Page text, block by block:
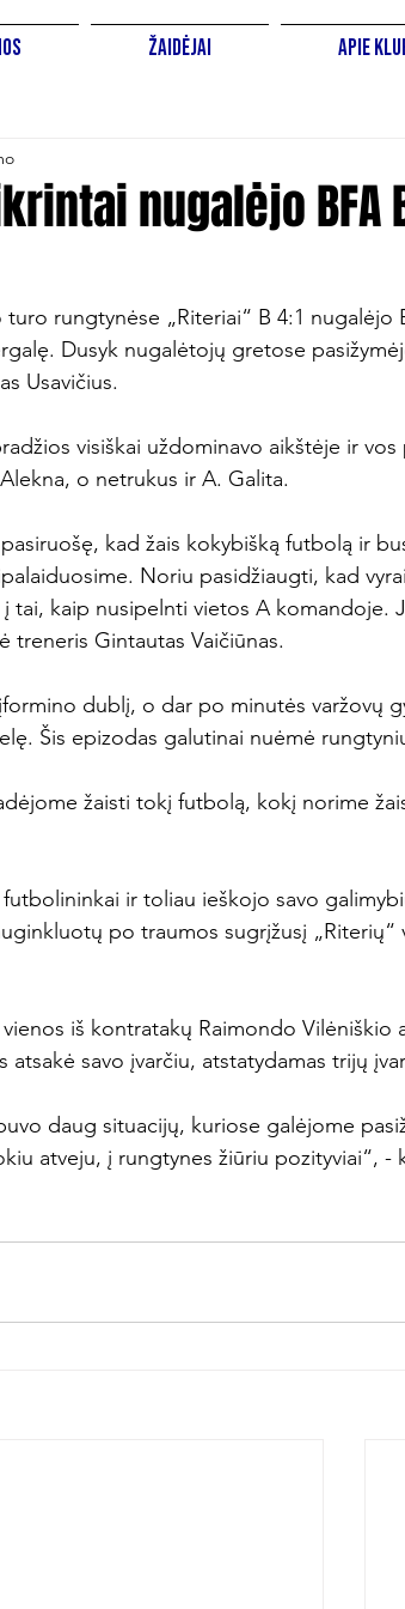
Žaidėjai Apie
nugalėjo BFA
rungtynėse „Riteriai“ B 4:1 nugalėjo
Dusyk nugalėtojų gretose
Usavičius.
visiškai uždominavo aikštėje ir vos
o netrukus ir A. Galita.
kad žais kokybišką futbolą ir
Noriu pasidžiaugti, kad
tai, kaip nusipelnti vietos A komandoje.
treneris Gintautas Vaičiūnas.
dublį, o dar po minutės varžovų
Šis epizodas galutinai nuėmė
žaisti tokį futbolą, kokį norime
ir toliau ieškojo savo
po traumos sugrįžusį „Riterių“
iš kontratakų Raimondo Vilėniškio
atsakė savo įvarčiu, atstatydamas trijų
daug situacijų, kuriose galėjome
atveju, į rungtynes žiūriu pozityviai“, -